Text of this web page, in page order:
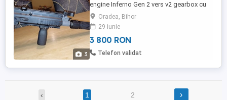
3
engine Inferno Gen 2 vers v2 gearbox cu
tot tacamul ce vine in pachet; -camera hop
Begadi Pro Max pt Scar; -guma begadi fly
7 cred si nub Begadi; -acog Novritsch cu
magnificatie 3x ; -red dot Frenzy SR02; -
maner vertical; -amortizor QDC lung cu
Oradea, Bihor
29 iunie
3 800 RON
Telefon validat
‹ 1 2 ›